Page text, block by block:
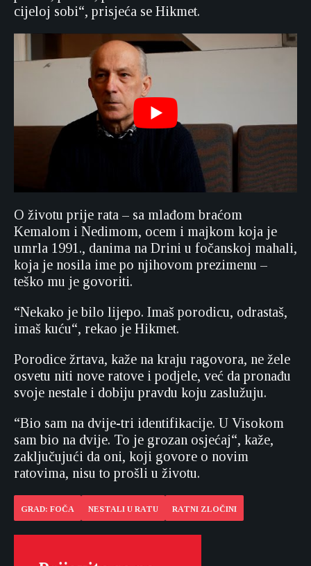
cijeloj sobi“, prisjeća se Hikmet.
O životu prije rata – sa mlađom braćom
Kemalom i Nedimom, ocem i majkom koja je
umrla 1991., danima na Drini u fočanskoj mahali,
koja je nosila ime po njihovom prezimenu –
teško mu je govoriti.
“Nekako je bilo lijepo. Imaš porodicu, odrastaš,
imaš kuću“, rekao je Hikmet.
Porodice žrtava, kaže na kraju ragovora, ne žele
osvetu niti nove ratove i podjele, već da pronađu
svoje nestale i dobiju pravdu koju zaslužuju.
“Bio sam na dvije-tri identifikacije. U Visokom
sam bio na dvije. To je grozan osjećaj“, kaže,
zaključujući da oni, koji govore o novim
ratovima, nisu to prošli u životu.
GRAD: FOČA NESTALI U RATU RATNI ZLOČINI